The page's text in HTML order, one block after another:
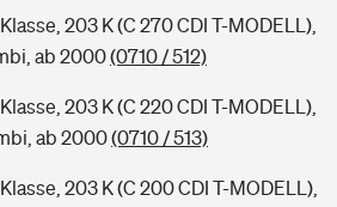
203 K (C 270 CDI T-MODELL),
ab 2000(0710 / 512)
203 K (C 220 CDI T-MODELL),
ab 2000(0710 / 513)
203 K (C 200 CDI T-MODELL),